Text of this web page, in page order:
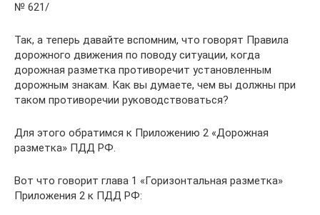
№ 621/
Так, а теперь давайте вспомним, что говорят Правила
дорожного движения по поводу ситуации, когда
дорожная разметка противоречит установленным
дорожным знакам. Как вы думаете, чем вы должны при
таком противоречии руководствоваться?
Для этого обратимся к Приложению 2 «Дорожная
разметка» ПДД РФ.
Вот что говорит глава 1 «Горизонтальная разметка»
Приложения 2 к ПДД РФ: